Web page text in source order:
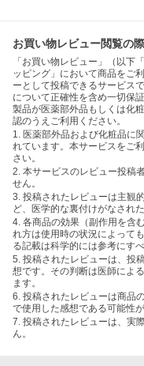
お買い物レビュー閲覧の
「お買い物レビュー」（以下
ッピング」において商品をご
ーとして投稿できるサービス
について正確性を含め一切保
製品が医薬部外品もしくは化
認のうえご利用ください。
1. 医薬部外品および化粧品に
れています。本サービスをご
さい。
2. 本サービスのレビュー投稿
せん。
3. 投稿されたレビューは主観
ど、医学的な裏付けがなされ
4. 各商品の効果（副作用を含
れ方は使用時の状況によって
る記載は科学的には参考にす
5. 投稿されたレビューは、投
想です。その判断は医師によ
ます。
6. 投稿されたレビューは商品
で使用した感想である可能性が
7. 投稿されたレビューは、実
ん。